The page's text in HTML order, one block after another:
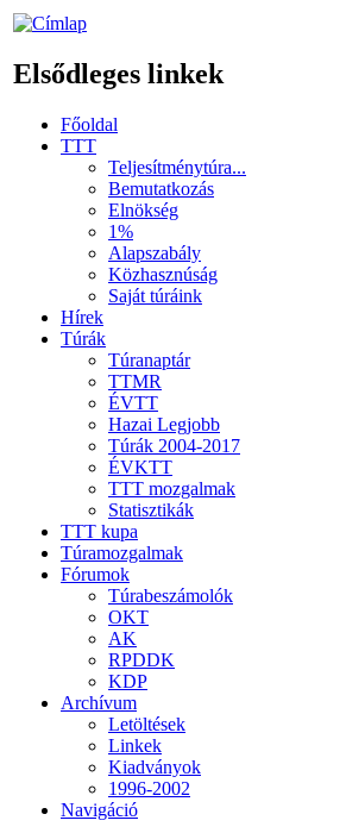
Elsődleges linkek
Főoldal
TTT
Teljesítménytúra...
Bemutatkozás
Elnökség
1%
Alapszabály
Közhasznúság
Saját túráink
Hírek
Túrák
Túranaptár
TTMR
ÉVTT
Hazai Legjobb
Túrák 2004-2017
ÉVKTT
TTT mozgalmak
Statisztikák
TTT kupa
Túramozgalmak
Fórumok
Túrabeszámolók
OKT
AK
RPDDK
KDP
Archívum
Letöltések
Linkek
Kiadványok
1996-2002
Navigáció